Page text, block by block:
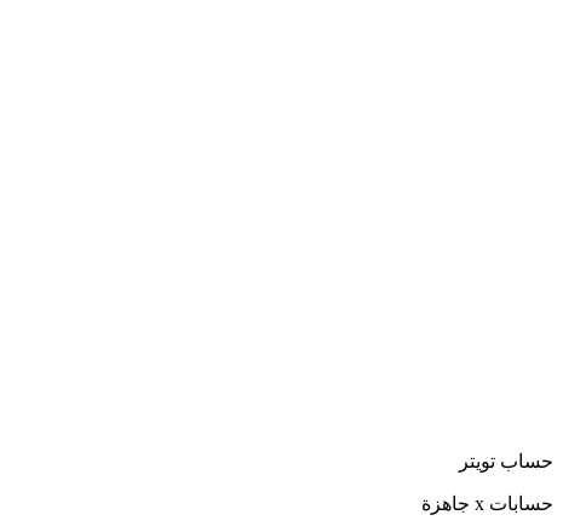
حساب تويتر
حسابات x جاهزة